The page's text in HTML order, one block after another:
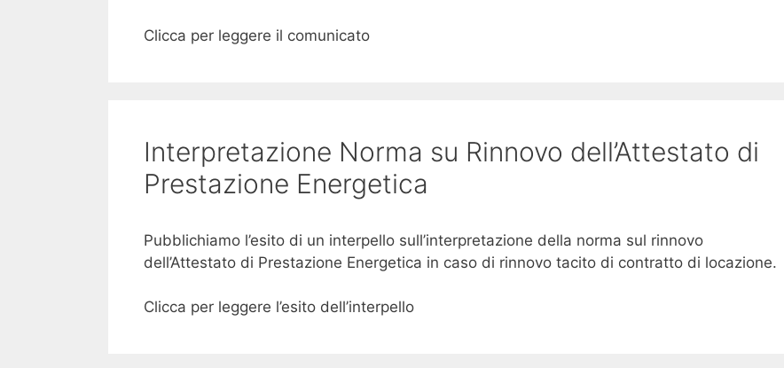
Clicca per leggere il comunicato
Interpretazione Norma su Rinnovo dell’Attestato di
Prestazione Energetica
Pubblichiamo l’esito di un interpello sull’interpretazione della norma sul rinnovo
dell’Attestato di Prestazione Energetica in caso di rinnovo tacito di contratto di locazione.
Clicca per leggere l’esito dell’interpello